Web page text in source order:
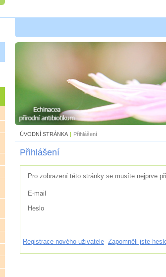
ÚVODNÍ STRÁNKA | Přihlášení
Přihlášení
Pro zobrazení této stránky se musíte nejprve
E-mail
Heslo
Registrace nového uživatele Zapomněli jste